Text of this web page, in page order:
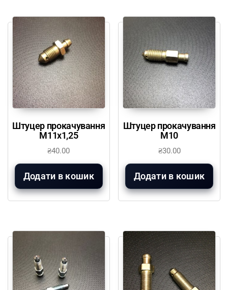
Штуцер прокачування
М11х1,25
₴40.00
Додати в кошик
Штуцер прокачування
М10
₴30.00
Додати в кошик